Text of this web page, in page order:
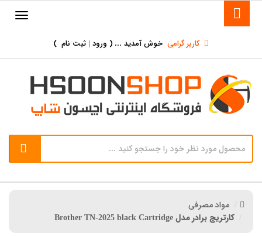
کاربر گرامی خوش آمدید ... ( ورود | ثبت نام )
مواد مصرفی
کارتریج برادر مدل Brother TN-2025 black Cartridge